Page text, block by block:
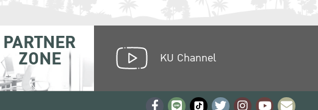
PARTNER
ZONE KU Channel